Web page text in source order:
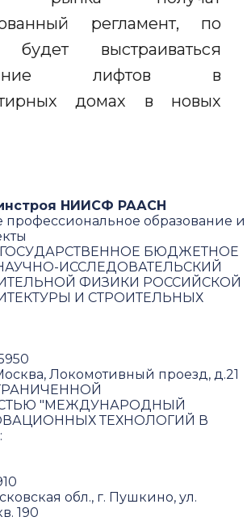
регламент, по
будет выстраиваться
лифтов в
домах в новых
НИИСФ РААСН
образование и
БЮДЖЕТНОЕ
ИССЛЕДОВАТЕЛЬСКИЙ
ФИЗИКИ РОССИЙСКОЙ
И СТРОИТЕЛЬНЫХ
Локомотивный проезд, д.21
"МЕЖДУНАРОДНЫЙ
ТЕХНОЛОГИЙ В
:
обл., г. Пушкино, ул.
190